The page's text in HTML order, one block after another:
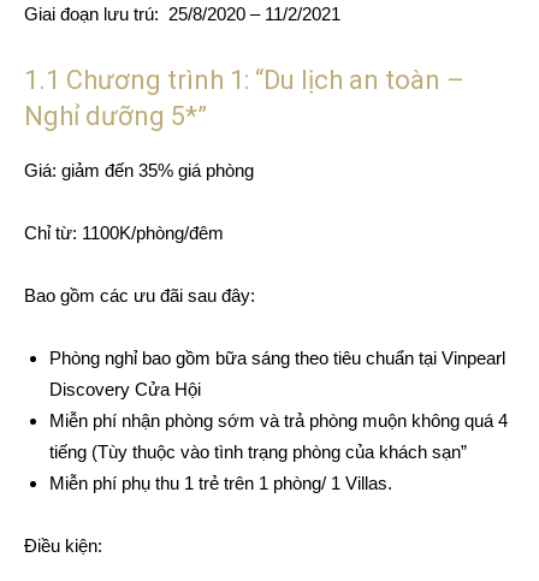
Giai đoạn lưu trú: 25/8/2020 – 11/2/2021
1.1 Chương trình 1: “Du lịch an toàn –
Nghỉ dưỡng 5*”
Giá: giảm đến 35% giá phòng
Chỉ từ: 1100K/phòng/đêm
Bao gồm các ưu đãi sau đây:
Phòng nghỉ bao gồm bữa sáng theo tiêu chuẩn tại Vinpearl
Discovery Cửa Hội
Miễn phí nhận phòng sớm và trả phòng muộn không quá 4
tiếng (Tùy thuộc vào tình trạng phòng của khách sạn”
Miễn phí phụ thu 1 trẻ trên 1 phòng/ 1 Villas.
Điều kiện: